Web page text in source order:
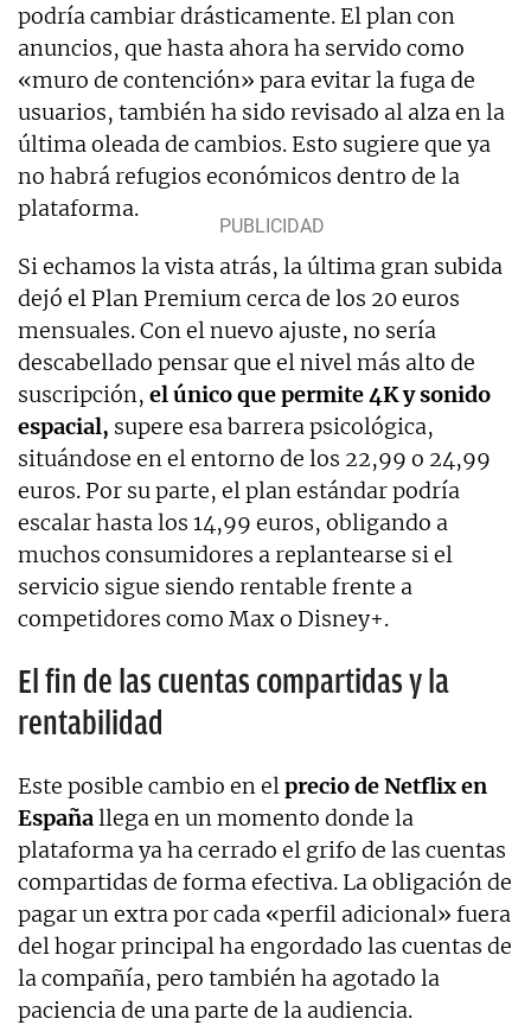
podría cambiar drásticamente. El plan con
anuncios, que hasta ahora ha servido como
«muro de contención» para evitar la fuga de
usuarios, también ha sido revisado al alza en la
última oleada de cambios. Esto sugiere que ya
no habrá refugios económicos dentro de la
plataforma.
Si echamos la vista atrás, la última gran subida
dejó el Plan Premium cerca de los 20 euros
mensuales. Con el nuevo ajuste, no sería
descabellado pensar que el nivel más alto de
suscripción, el único que permite 4K y sonido
espacial, supere esa barrera psicológica,
situándose en el entorno de los 22,99 o 24,99
euros. Por su parte, el plan estándar podría
escalar hasta los 14,99 euros, obligando a
muchos consumidores a replantearse si el
servicio sigue siendo rentable frente a
competidores como Max o Disney+.
El fin de las cuentas compartidas y la
rentabilidad
Este posible cambio en el precio de Netflix en
Españallega en un momento donde la
plataforma ya ha cerrado el grifo de las cuentas
compartidas de forma efectiva. La obligación de
pagar un extra por cada «perfil adicional» fuera
del hogar principal ha engordado las cuentas de
la compañía, pero también ha agotado la
paciencia de una parte de la audiencia.